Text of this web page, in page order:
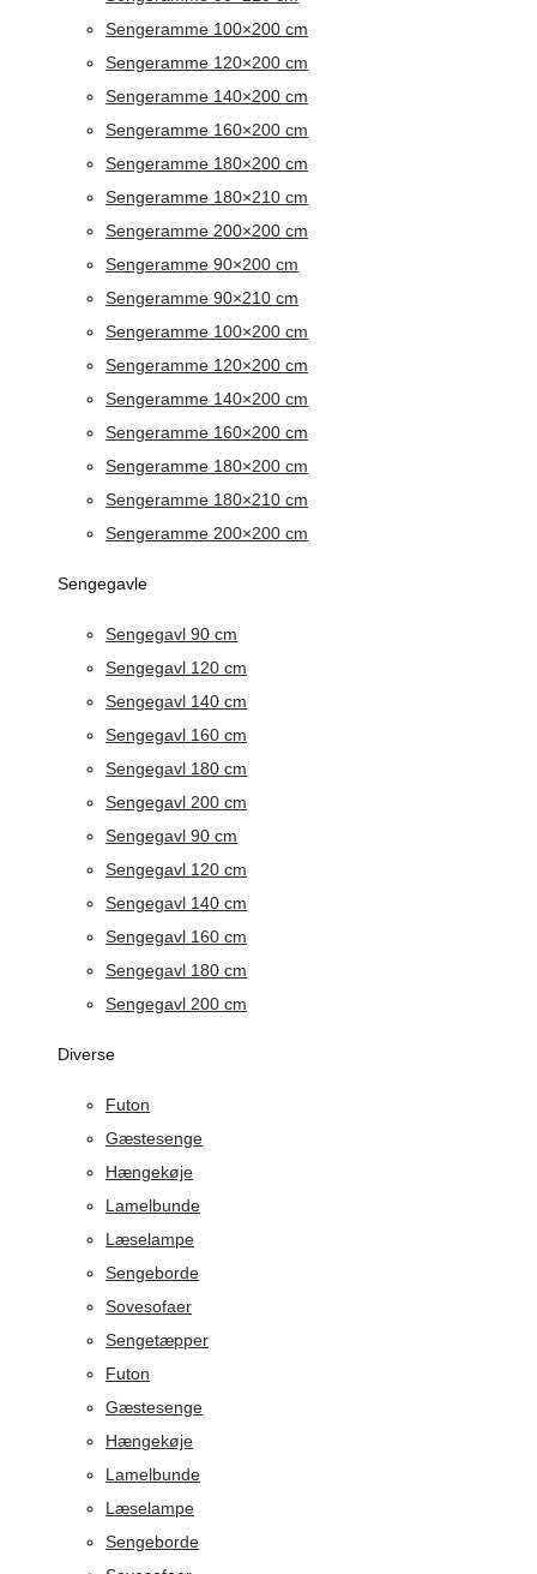
Sengeramme 100×200 cm
Sengeramme 120×200 cm
Sengeramme 140×200 cm
Sengeramme 160×200 cm
Sengeramme 180×200 cm
Sengeramme 180×210 cm
Sengeramme 200×200 cm
Sengeramme 90×200 cm
Sengeramme 90×210 cm
Sengeramme 100×200 cm
Sengeramme 120×200 cm
Sengeramme 140×200 cm
Sengeramme 160×200 cm
Sengeramme 180×200 cm
Sengeramme 180×210 cm
Sengeramme 200×200 cm
Sengegavle
Sengegavl 90 cm
Sengegavl 120 cm
Sengegavl 140 cm
Sengegavl 160 cm
Sengegavl 180 cm
Sengegavl 200 cm
Sengegavl 90 cm
Sengegavl 120 cm
Sengegavl 140 cm
Sengegavl 160 cm
Sengegavl 180 cm
Sengegavl 200 cm
Diverse
Futon
Gæstesenge
Hængekøje
Lamelbunde
Læselampe
Sengeborde
Sovesofaer
Sengetæpper
Futon
Gæstesenge
Hængekøje
Lamelbunde
Læselampe
Sengeborde